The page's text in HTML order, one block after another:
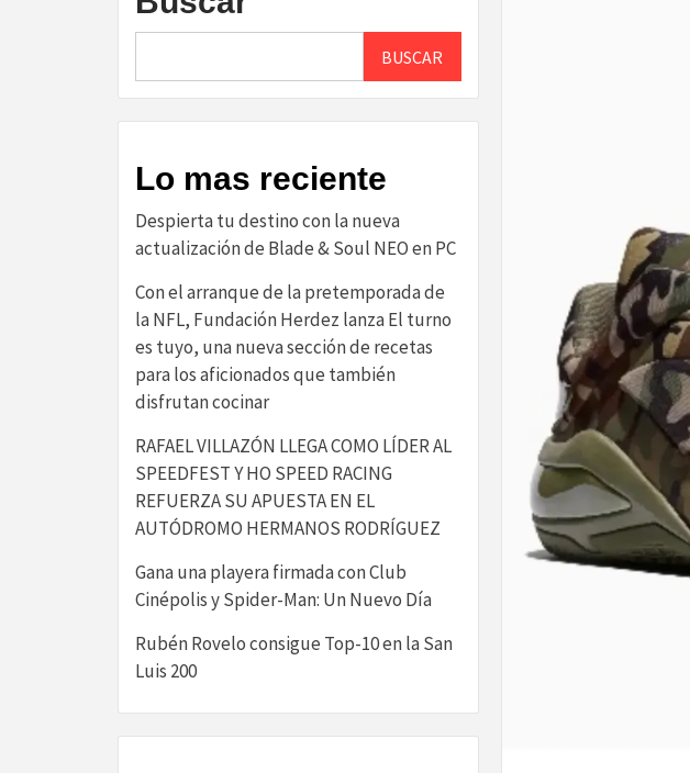
BUSCAR
Lo mas reciente
Despierta tu destino con la nueva
actualización de Blade & Soul NEO en PC
Con el arranque de la pretemporada de
la NFL, Fundación Herdez lanza El turno
es tuyo, una nueva sección de recetas
para los aficionados que también
disfrutan cocinar
RAFAEL VILLAZÓN LLEGA COMO LÍDER AL
SPEEDFEST Y HO SPEED RACING
REFUERZA SU APUESTA EN EL
AUTÓDROMO HERMANOS RODRÍGUEZ
Gana una playera firmada con Club
Cinépolis y Spider-Man: Un Nuevo Día
Rubén Rovelo consigue Top-10 en la San
Luis 200